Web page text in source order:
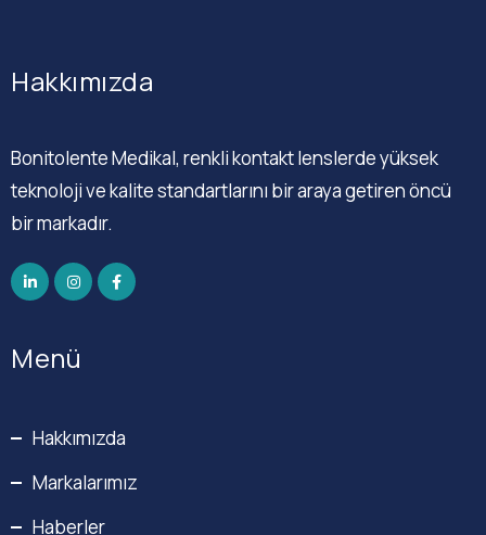
Hakkımızda
Bonitolente Medikal, renkli kontakt lenslerde yüksek
teknoloji ve kalite standartlarını bir araya getiren öncü
bir markadır.
Menü
Hakkımızda
Markalarımız
Haberler